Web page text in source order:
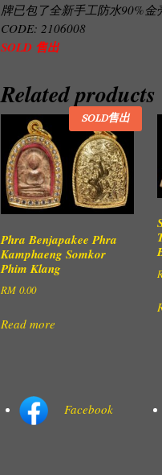
牌已包了全新手工防水90%金
CODE: 2106008
SOLD 售出
Related products
SOLD售出
Phra Benjapakee Phra
Kamphaeng Somkor
Phim Klang
RM 0.00
Read more
Facebook